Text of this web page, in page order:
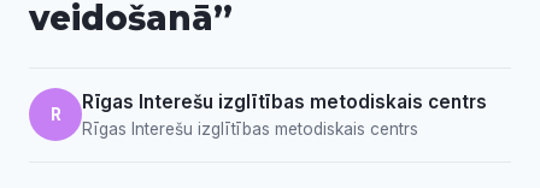
veidošanā”
R
Rīgas Interešu izglītības metodiskais centrs
Rīgas Interešu izglītības metodiskais centrs